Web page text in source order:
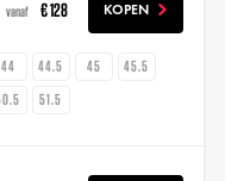
vanaf € 128 KOPEN
44 44.5 45
45.5
51.5